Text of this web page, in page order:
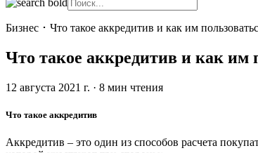
Бизнес ･ Что такое аккредитив и как им
Что такое аккредитив и как им
12 августа 2021 г. · 8 мин чтения
Что такое аккредитив
Аккредитив – это один из способов расчета